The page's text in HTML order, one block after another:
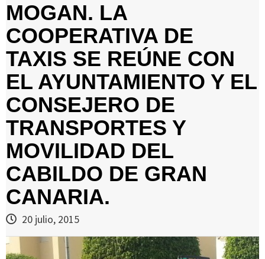
MOGAN. LA
COOPERATIVA DE
TAXIS SE REÚNE CON
EL AYUNTAMIENTO Y EL
CONSEJERO DE
TRANSPORTES Y
MOVILIDAD DEL
CABILDO DE GRAN
CANARIA.
20 julio, 2015